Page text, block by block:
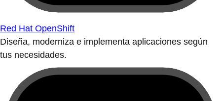
Red Hat OpenShift
Diseña, moderniza e implementa aplicaciones según
tus necesidades.